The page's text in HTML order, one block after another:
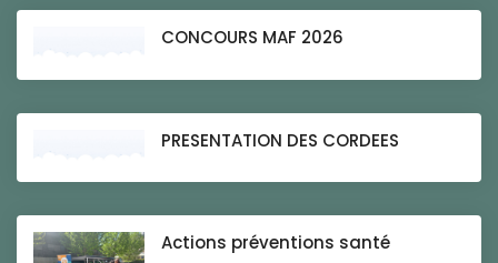
CONCOURS MAF 2026
PRESENTATION DES CORDEES
Actions préventions santé